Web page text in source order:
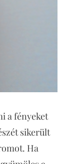
a fényeket
sikerült
Ha